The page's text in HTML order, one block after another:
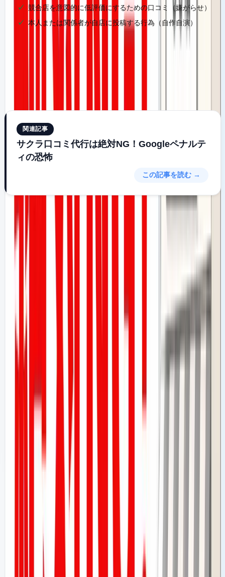
競合店を意図的に低評価にするための口コミ（嫌がらせ）
本人または関係者が自店に投稿する行為（自作自演）
という行為は、すべてこのポリシー違反に該当します。「知
らなかった」では済まされない、れっきとした違反行為で
関連記事
サクラ口コミ代行は絶対NG！Googleペナルテ
ィの恐怖
この記事を読む →
なぜバレるのか？Googleの検知システ
ムの仕組み
「でも、業者は
う思った方もいるかもしれません。では、なぜそれでもバレ
るのか、Googleの仕組みから考えてみましょう。
検知ポイント①：IPアドレスと位置情報の照合